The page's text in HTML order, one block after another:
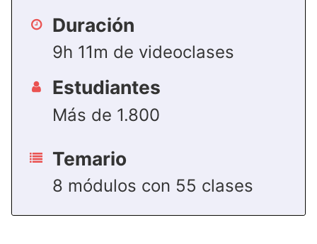
Duración
9h 11m de videoclases
Estudiantes
Más de 1.800
Temario
8 módulos con 55 clases